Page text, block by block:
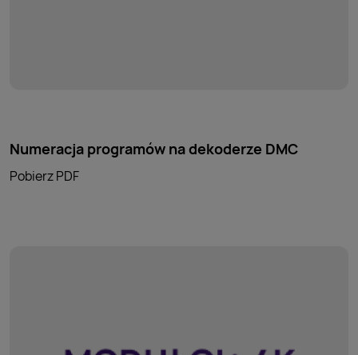
Numeracja programów na dekoderze DMC
Pobierz PDF